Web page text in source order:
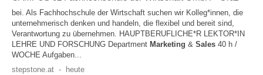
bei. Als Fachhochschule der Wirtschaft suchen wir Kolleg*innen, die
unternehmerisch denken und handeln, die flexibel und bereit sind,
Verantwortung zu übernehmen. HAUPTBERUFLICHE*R LEKTOR*IN
LEHRE UND FORSCHUNG Department Marketing & Sales 40 h /
WOCHE Aufgaben...
stepstone.at - heute